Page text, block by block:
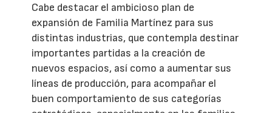
Cabe destacar el ambicioso plan de
expansión de Familia Martínez para sus
distintas industrias, que contempla destinar
importantes partidas a la creación de
nuevos espacios, así como a aumentar sus
líneas de producción, para acompañar el
buen comportamiento de sus categorías